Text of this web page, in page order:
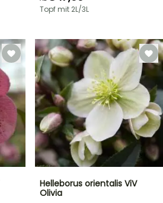
Topf mit 2L/3L
Helleborus orientalis ViV
Olivia